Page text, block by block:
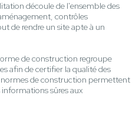
découle de l'ensemble des
contrôles
de rendre un site apte à un
de construction regroupe
afin de certifier la qualité des
de construction permettent
sûres aux